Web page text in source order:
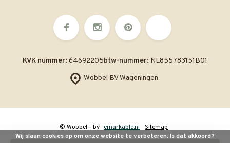
Wobbel BV Wageningen
KVK nummer: 64692205btw-nummer: NL855783151B01
© Wobbel - by emarkable.nl
Sitemap
Wij slaan cookies op om onze website te verbeteren. Is dat akkoord?